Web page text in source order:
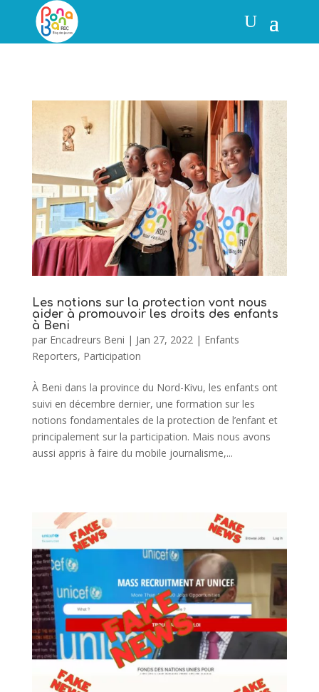
Les notions sur la protection vont nous
aider à promouvoir les droits des enfants
à Beni
par Encadreurs Beni | Jan 27, 2022| Enfants
Reporters, Participation
À Beni dans la province du Nord-Kivu, les enfants ont
suivi en décembre dernier, une formation sur les
notions fondamentales de la protection de l’enfant et
principalement sur la participation. Mais nous avons
aussi appris à faire du mobile journalisme,...